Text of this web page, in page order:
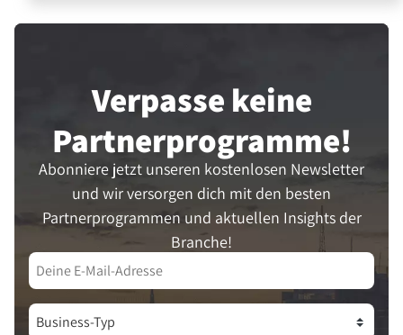
Verpasse keine
Partner­programme!
Abonniere jetzt unseren kostenlosen Newsletter
und wir versorgen dich mit den besten
Partnerprogrammen und aktuellen Insights der
Branche!